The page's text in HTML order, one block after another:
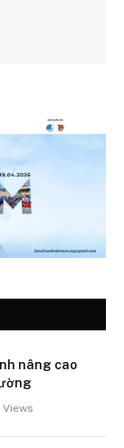
nâng cao
Views